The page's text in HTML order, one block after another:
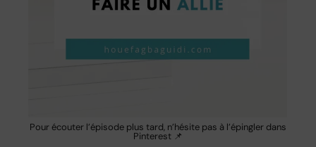
Pour écouter l’épisode plus tard, n’hésite pas à l’épingler dans
Pinterest 📌